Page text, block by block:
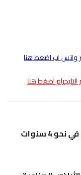
واتس اب اضغط هنا
التليجرام اضغط هنا
4 سنوات